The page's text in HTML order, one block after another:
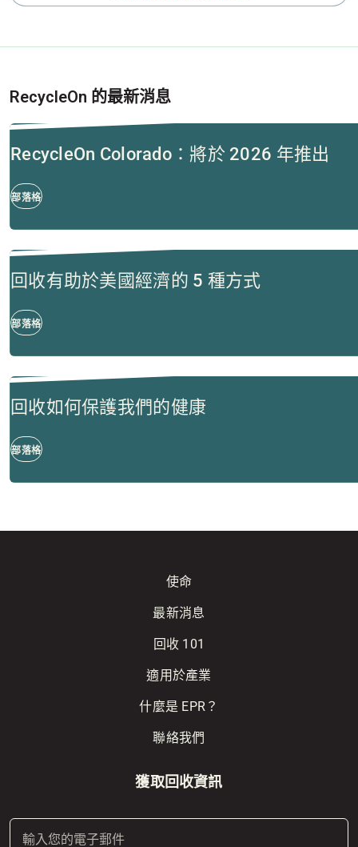
RecycleOn 的最新消息
RecycleOn Colorado：將於 2026 年推出
部落格
回收有助於美國經濟的 5 種方式
部落格
回收如何保護我們的健康
部落格
使命
最新消息
回收 101
適用於產業
什麼是 EPR？
聯絡我們
獲取回收資訊
電